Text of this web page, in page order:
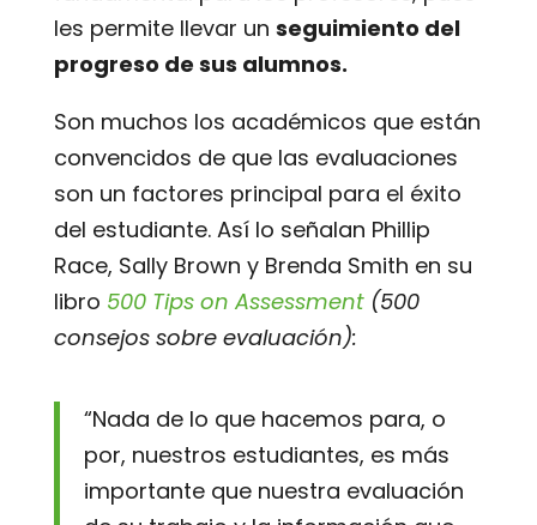
les permite llevar un seguimiento del
progreso de sus alumnos.
Son muchos los académicos que están
convencidos de que las evaluaciones
son un factores principal para el éxito
del estudiante. Así lo señalan Phillip
Race, Sally Brown y Brenda Smith en su
libro 500 Tips on Assessment(500
consejos sobre evaluación):
“Nada de lo que hacemos para, o
por, nuestros estudiantes, es más
importante que nuestra evaluación